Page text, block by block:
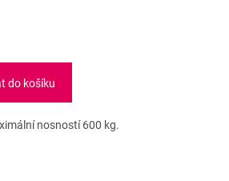
do košíku
nosností 600 kg.